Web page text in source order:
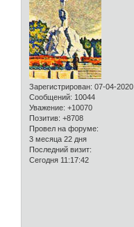
Зарегистрирован: 07-04-2020
Сообщений: 10044
Уважение: +10070
Позитив: +8708
Провел на форуме:
3 месяца 22 дня
Последний визит:
Сегодня 11:17:42